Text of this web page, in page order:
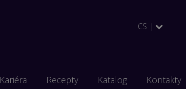
CS |
Kariéra Recepty Katalog Kontakty